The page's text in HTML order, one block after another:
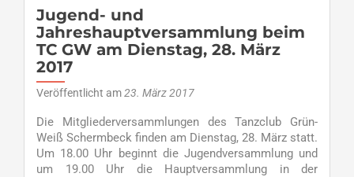
Jugend- und
Jahreshauptversammlung beim
TC GW am Dienstag, 28. März
2017
Veröffentlicht am23. März 2017
Die Mitgliederversammlungen des Tanzclub Grün-
Weiß Schermbeck finden am Dienstag, 28. März statt.
Um 18.00 Uhr beginnt die Jugendversammlung und
um 19.00 Uhr die Hauptversammlung in der